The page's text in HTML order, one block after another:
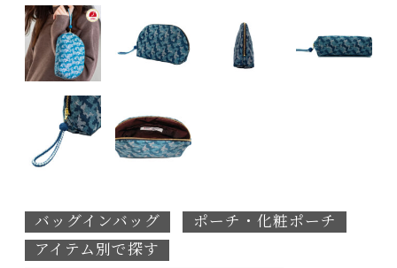
バッグインバッグ
ポーチ・化粧ポーチ
アイテム別で探す